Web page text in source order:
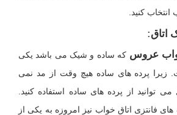
کنید.
اتاق:
عروس که ساده و شیک می باشد یکی
زیرا پرده های ساده هیچ وقت از مد نمی
توانید از پرده های ساده استفاده کنید.
فانتزی اتاق خواب نیز امروزه به یکی از